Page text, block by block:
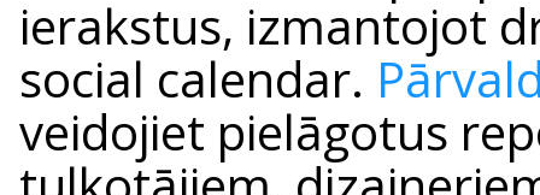
ierakstus, izmantojot
social calendar.
veidojiet pielāgotus